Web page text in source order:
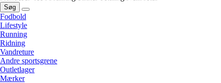
Søg
Fodbold
Lifestyle
Running
Ridning
Vandreture
Andre sportsgrene
Outletlager
Mærker